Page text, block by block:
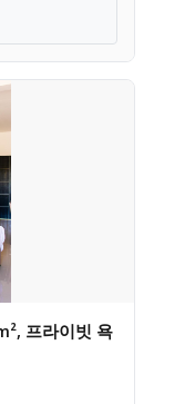
프라이빗 욕